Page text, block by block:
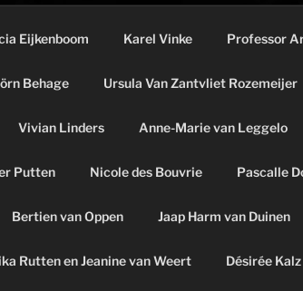
Eijkenboom Karel Vinke Professor
Behage Ursula Van Zantvliet Rozemeijer
Vivian Linders Anne-Marie van Leggelo
Putten Nicole des Bouvrie Pascalle
Bertien van Oppen Jaap Harm van Duinen
Rutten en Jeanine van Weert Désirée Kalz